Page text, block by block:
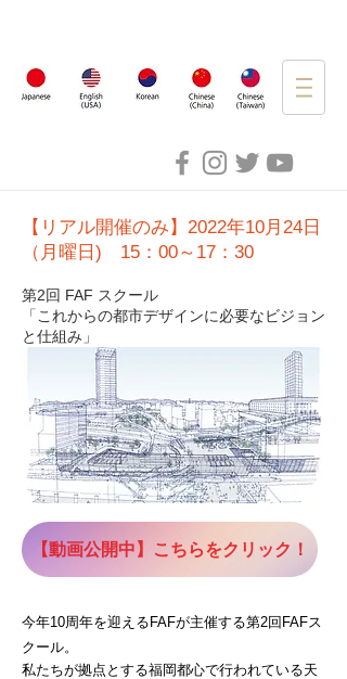
【リアル開催のみ】2022年10月24日
（月曜日) 15：00～17：30
第2回 FAF スクール
「これからの都市デザインに必要なビジョン
と仕組み」
【動画公開中】こちらをクリック！
今年10周年を迎えるFAFが主催する第2回FAFス
クール。
私たちが拠点とする福岡都心で行われている天